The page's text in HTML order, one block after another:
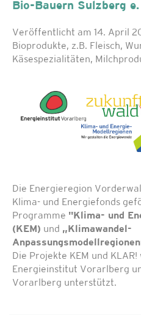
Bio-Bauern Sulzberg e.
Veröffentlicht am 14. April
Bioprodukte, z.B. Fleisch,
Käsespezialitäten,
Die Energieregion
Klima- und Energiefonds
Programme "Klima- und
(KEM) und „Klimawandel-
Die Projekte KEM und
Energieinstitut Vorarlberg
Vorarlberg unterstützt.